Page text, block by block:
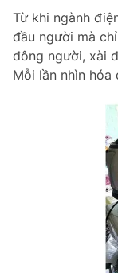
Từ khi ngành
đầu người mà
đông người, xài
Mỗi lần nhìn hóa